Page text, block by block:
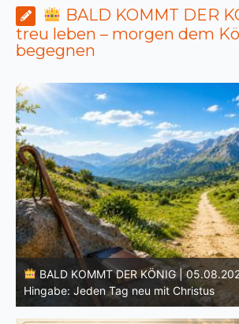
BALD KOMMT DER
treu leben – morgen dem
begegnen
BALD KOMMT DER KÖNIG |
Lichter brennen: Wachsamkeit im Alltag